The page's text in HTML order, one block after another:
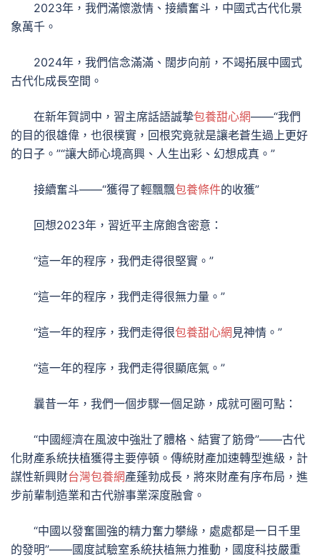
2023年，我們滿懷激情、接續奮斗，中國式古代化景
象萬千。
2024年，我們信念滿滿、闊步向前，不竭拓展中國式
古代化成長空間。
在新年賀詞中，習主席話語誠摯包養甜心網——“我們
的目的很雄偉，也很樸實，回根究竟就是讓老蒼生過上更好
的日子。”“讓大師心境高興、人生出彩、幻想成真。”
接續奮斗——“獲得了輕飄飄包養條件的收獲”
回想2023年，習近平主席飽含密意：
“這一年的程序，我們走得很堅實。”
“這一年的程序，我們走得很無力量。”
“這一年的程序，我們走得很包養甜心網 見神情。”
“這一年的程序，我們走得很顯底氣。”
曩昔一年，我們一個步驟一個足跡，成就可圈可點：
“中國經濟在風波中強壯了體格、結實了筋骨”——古代
化財產系統扶植獲得主要停頓。傳統財產加速轉型進級，計
謀性新興財台灣包養網產蓬勃成長，將來財產有序布局，進
步前輩制造業和古代辦事業深度融會。
“中國以發奮圖強的精力奮力攀緣，處處都是一日千里
的發明”——國度試驗室系統扶植無力推動，國度科技嚴重